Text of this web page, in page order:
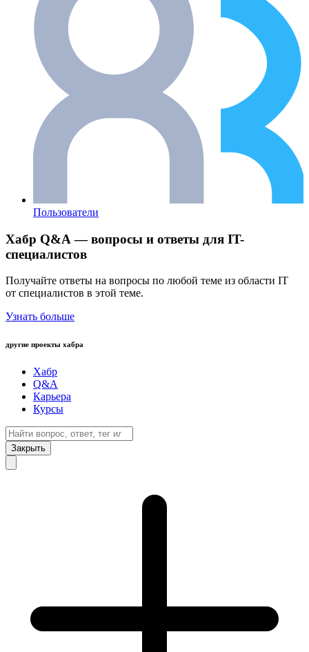
Пользователи
Хабр Q&A — вопросы и ответы для IT-
специалистов
Получайте ответы на вопросы по любой теме из области IT
от специалистов в этой теме.
Узнать больше
другие проекты хабра
Хабр
Q&A
Карьера
Курсы
Закрыть